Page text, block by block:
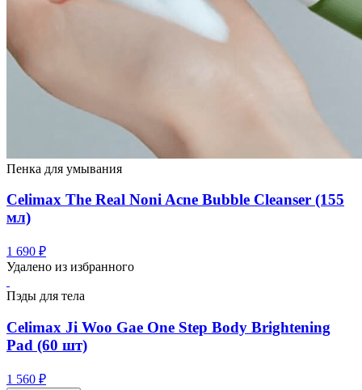
Пенка для умывания
Celimax The Real Noni Acne Bubble Cleanser (155
мл)
1 690 ₽
Удалено из избранного
Пэды для тела
Celimax Ji Woo Gae One Step Body Brightening
Pad (60 шт)
1 560 ₽